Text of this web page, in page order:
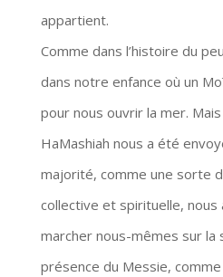
appartient.
Comme dans l’histoire du
dans notre enfance où un
pour nous ouvrir la mer.
HaMashiah nous a été
majorité, comme une sorte
collective et spirituelle, nous
marcher nous-mêmes sur la
présence du Messie,